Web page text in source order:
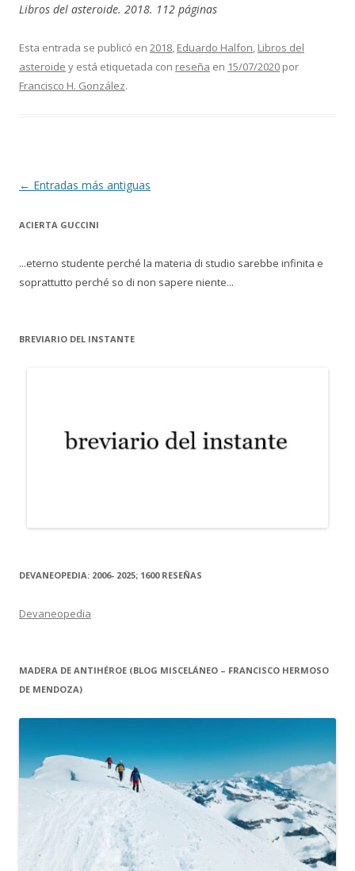
Libros del asteroide. 2018. 112 páginas
Esta entrada se publicó en 2018, Eduardo Halfon, Libros del
asteroide y está etiquetada con reseña en 15/07/2020 por
Francisco H. González.
Navegación de entradas
← Entradas más antiguas
ACIERTA GUCCINI
...eterno studente perché la materia di studio sarebbe infinita e
soprattutto perché so di non sapere niente...
BREVIARIO DEL INSTANTE
DEVANEOPEDIA: 2006- 2025; 1600 RESEÑAS
Devaneopedia
MADERA DE ANTIHÉROE (BLOG MISCELÁNEO – FRANCISCO HERMOSO
DE MENDOZA)